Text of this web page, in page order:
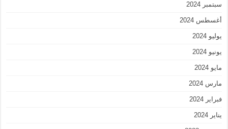
سبتمبر 2024
أغسطس 2024
يوليو 2024
يونيو 2024
مايو 2024
مارس 2024
فبراير 2024
يناير 2024